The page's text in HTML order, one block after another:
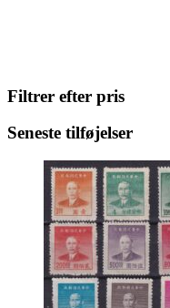
Filtrer efter pris
Seneste tilføjelser